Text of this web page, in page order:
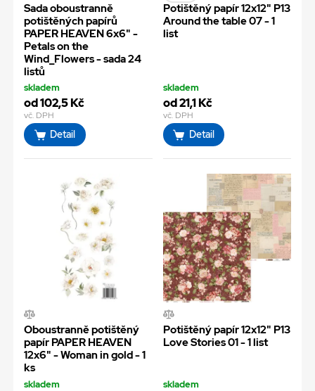
Sada oboustranně
potištěných papírů
PAPER HEAVEN 6x6" -
Petals on the
Wind_Flowers - sada 24
listů
skladem
od 102,5 Kč
vč. DPH
Detail
Potištěný papír 12x12" P13
Around the table 07 - 1
list
skladem
od 21,1 Kč
vč. DPH
Detail
Oboustranně potištěný
papír PAPER HEAVEN
12x6" - Woman in gold - 1
ks
skladem
Potištěný papír 12x12" P13
Love Stories 01 - 1 list
skladem